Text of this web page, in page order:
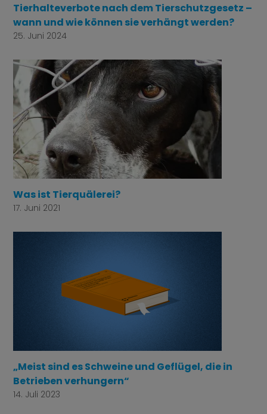
Tierhalteverbote nach dem Tierschutzgesetz –
wann und wie können sie verhängt werden?
25. Juni 2024
Was ist Tierquälerei?
17. Juni 2021
„Meist sind es Schweine und Geflügel, die in
Betrieben verhungern“
14. Juli 2023